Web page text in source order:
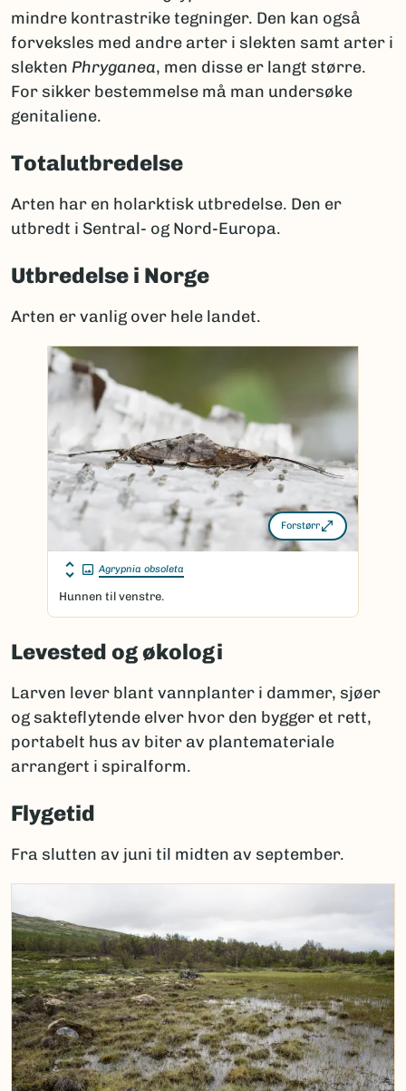
mindre kontrastrike tegninger. Den kan også
forveksles med andre arter i slekten samt arter i
slekten Phryganea, men disse er langt større.
For sikker bestemmelse må man undersøke
genitaliene.
Totalutbredelse
Arten har en holarktisk utbredelse. Den er
utbredt i Sentral- og Nord-Europa.
Utbredelse i Norge
Arten er vanlig over hele landet.
Forstørr
Agrypnia obsoleta
Hunnen til venstre.
Levested og økologi
Larven lever blant vannplanter i dammer, sjøer
og sakteflytende elver hvor den bygger et rett,
portabelt hus av biter av plantemateriale
arrangert i spiralform.
Flygetid
Fra slutten av juni til midten av september.